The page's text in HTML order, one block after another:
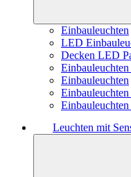
Einbauleuchten
LED
Decken LED
Einbauleuchten
Einbauleuchten
Leuchten mit